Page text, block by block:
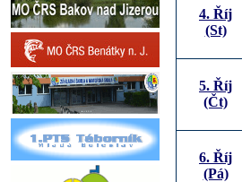
4. Říj
(St)
5. Říj
(Čt)
6. Říj
(Pá)